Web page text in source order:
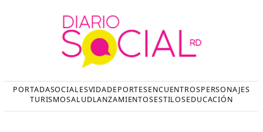
PORTADASOCIALESVIDADEPORTESENCUENTROSPERSONAJES
TURISMOSALUDLANZAMIENTOSESTILOSEDUCACIÓN